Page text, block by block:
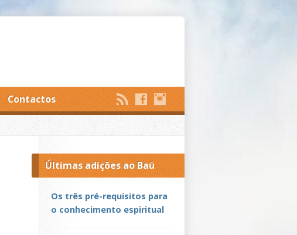
Contactos
Últimas adições ao Baú
Os três pré-requisitos para
o conhecimento espiritual